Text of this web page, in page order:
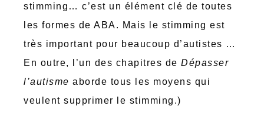
stimming… c’est un élément clé de toutes
les formes de ABA. Mais le stimming est
très important pour beaucoup d’autistes …
En outre, l’un des chapitres de Dépasser
l’autisme aborde tous les moyens qui
veulent supprimer le stimming.)